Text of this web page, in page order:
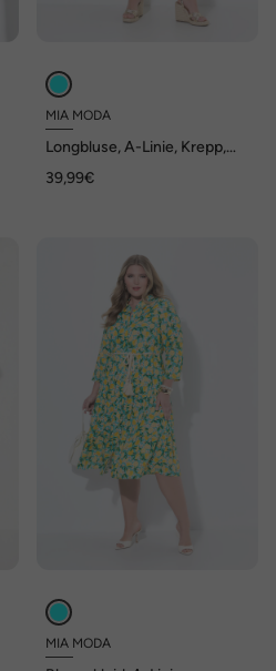
MIA MODA
Longbluse, A-Linie, Krepp,
39,99€
MIA MODA